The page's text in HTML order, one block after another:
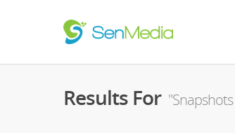
Results For